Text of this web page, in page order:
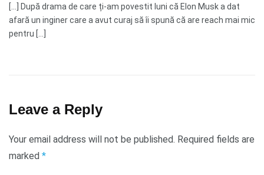
[…] După drama de care ți-am povestit luni că Elon Musk a dat
afară un inginer care a avut curaj să îi spună că are reach mai mic
pentru […]
Leave a Reply
Your email address will not be published. Required fields are
marked *